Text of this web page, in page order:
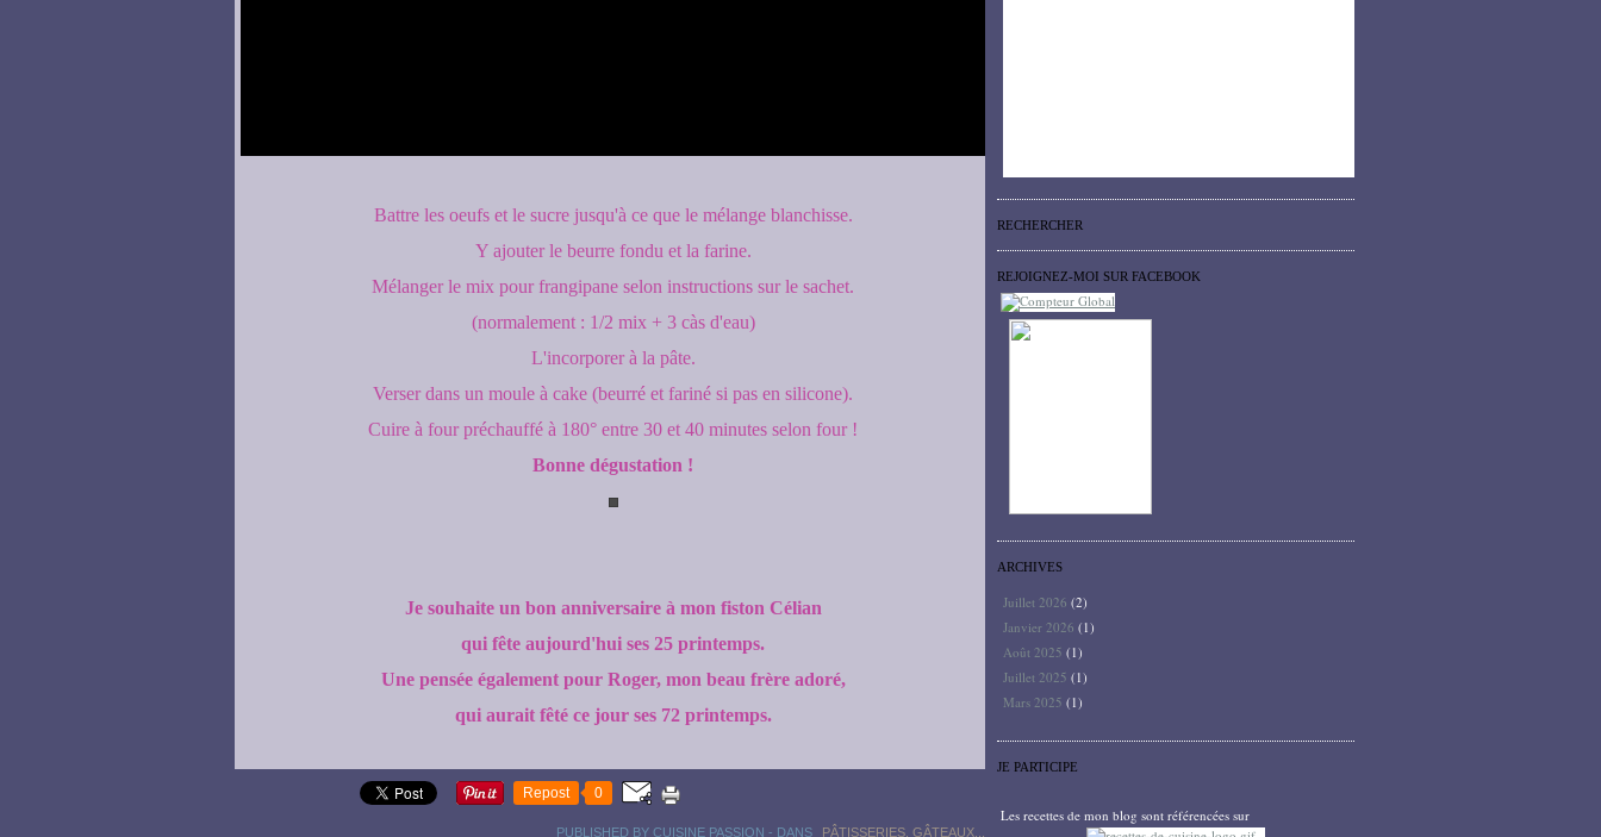
Battre les oeufs et le sucre jusqu'à ce que le mélange blanchisse.
Y ajouter le beurre fondu et la farine.
Mélanger le mix pour frangipane selon instructions sur le sachet.
(normalement : 1/2 mix + 3 càs d'eau)
L'incorporer à la pâte.
Verser dans un moule à cake (beurré et fariné si pas en silicone).
Cuire à four préchauffé à 180° entre 30 et 40 minutes selon four !
Bonne dégustation !
Je souhaite un bon anniversaire à mon fiston Célian
qui fête aujourd'hui ses 25 printemps.
Une pensée également pour Roger, mon beau frère adoré,
qui aurait fêté ce jour ses 72 printemps.
Repost 0
PUBLISHED BY CUISINE PASSION - DANS
PÂTISSERIES, GÂTEAUX...
RECHERCHER
REJOIGNEZ-MOI SUR FACEBOOK
ARCHIVES
Juillet 2026 (2)
Janvier 2026 (1)
Août 2025 (1)
Juillet 2025 (1)
Mars 2025 (1)
JE PARTICIPE
Les recettes de mon blog sont référencées sur